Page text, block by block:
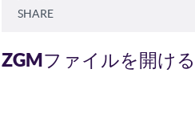
SHARE
ZGMファイルを開け